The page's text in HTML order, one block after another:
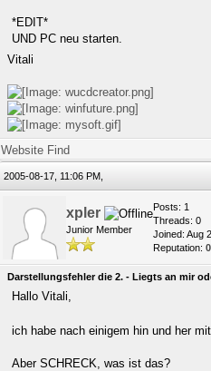
*EDIT*
UND PC neu starten.
Vitali
Website Find
2005-08-17, 11:06 PM,
xpler
Junior Member
Posts: 1
Threads: 0
Joined: Aug
Reputation:0
Darstellungsfehler die 2. - Liegts an mir
Hallo Vitali,
ich habe nach einigem hin und her
Aber SCHRECK, was ist das?